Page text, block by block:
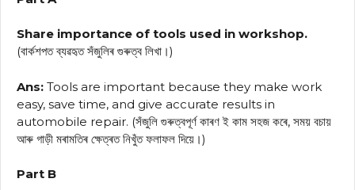
Share importance of tools used in workshop.
(বার্কশপত ব্যৱহৃত সঁজুলিৰ গুৰুত্ব লিখা।)
Ans: Tools are important because they make work
easy, save time, and give accurate results in
automobile repair. (সঁজুলি গুৰুত্বপূর্ণ কাৰণ ই কাম সহজ কৰে, সময় বচায়
আৰু গাড়ী মৰামতিৰ ক্ষেত্ৰত নিখুঁত ফলাফল দিয়ে।)
Part B